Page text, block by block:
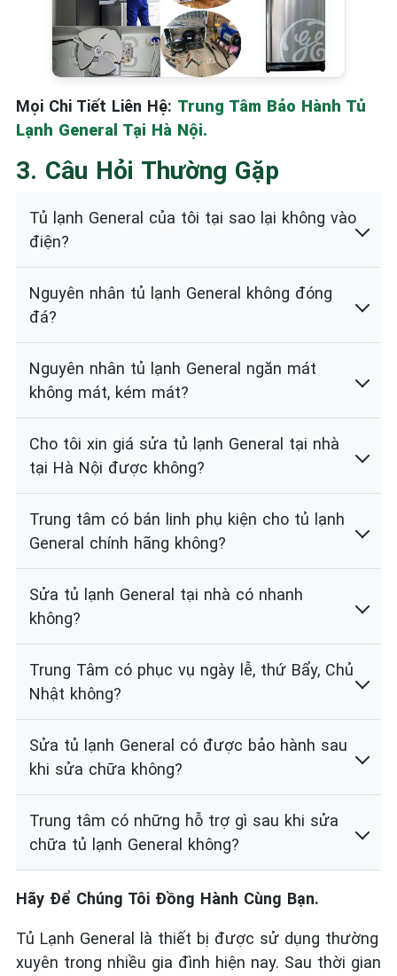
Mọi Chi Tiết Liên Hệ: Trung Tâm Bảo Hành Tủ
Lạnh General Tại Hà Nội.
3. Câu Hỏi Thường Gặp
Tủ lạnh General của tôi tại sao lại không vào
điện?
Nguyên nhân tủ lạnh General không đóng
đá?
Nguyên nhân tủ lạnh General ngăn mát
không mát, kém mát?
Cho tôi xin giá sửa tủ lạnh General tại nhà
tại Hà Nội được không?
Trung tâm có bán linh phụ kiện cho tủ lạnh
General chính hãng không?
Sửa tủ lạnh General tại nhà có nhanh
không?
Trung Tâm có phục vụ ngày lễ, thứ Bẩy, Chủ
Nhật không?
Sửa tủ lạnh General có được bảo hành sau
khi sửa chữa không?
Trung tâm có những hỗ trợ gì sau khi sửa
chữa tủ lạnh General không?
Hãy Để Chúng Tôi Đồng Hành Cùng Bạn.
Tủ Lạnh General là thiết bị được sử dụng thường
xuyên trong nhiều gia đình hiện nay. Sau thời gian